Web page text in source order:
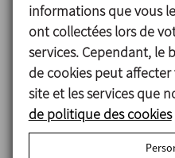
ANUGA FOODTEC
23/02/2027
Cologne - Germany
informations que vous
ont collectées lors de
services. Cependant, le
de cookies peut
site et les services que
de politique des cookies